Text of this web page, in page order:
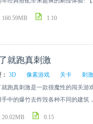
三界之争，带您进入一个刀光剑影
160.59MB 1.10
就跑真刺激
3D 像素游戏 关卡 刺激
就跑真刺激是一款很魔性的闯关游
手中的爆竹去炸毁各种不同的建筑
推荐下载这款游戏。
20.02MB 0.15